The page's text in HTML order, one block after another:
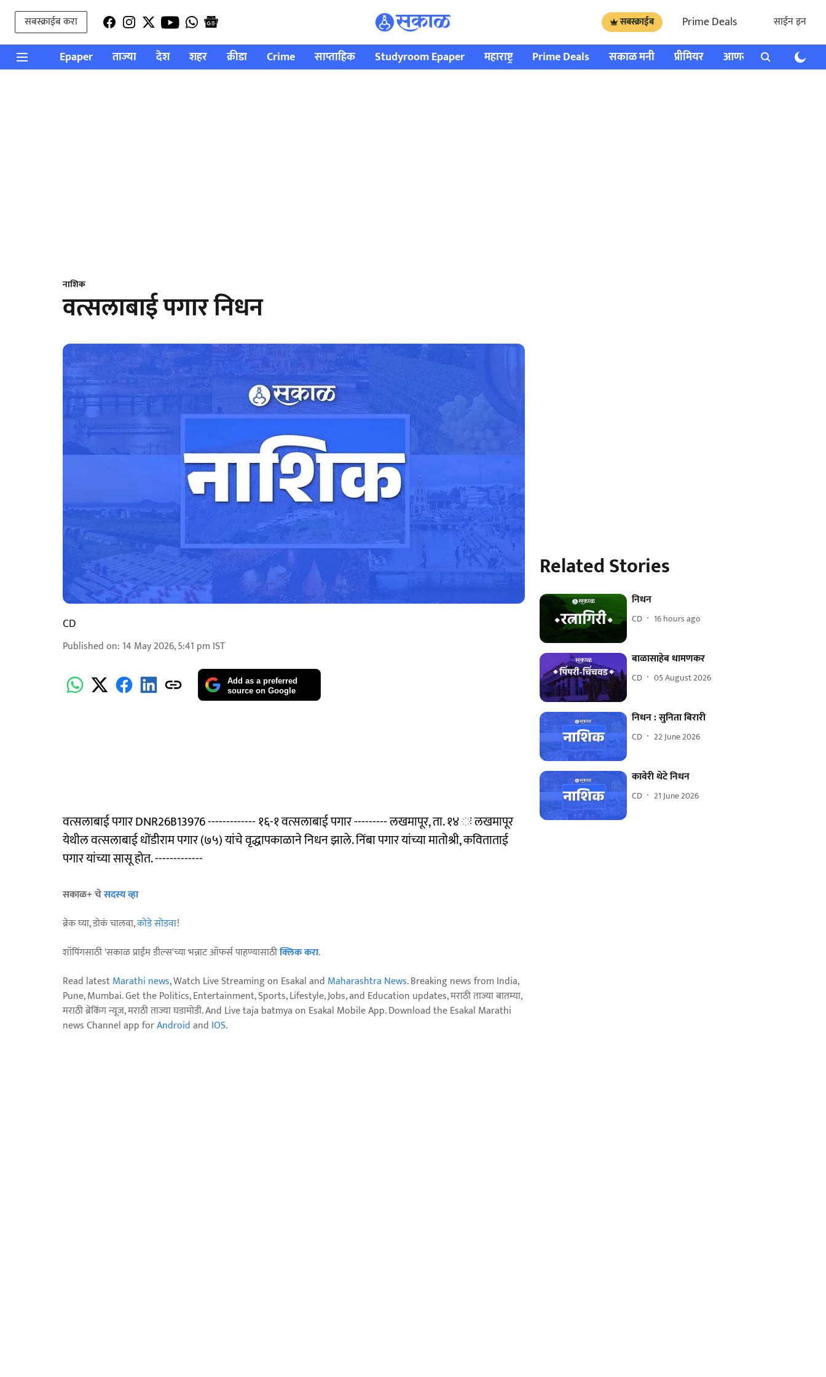
सबस्क्राईब करा सबस्क्राईब Prime Deals साईन इन
Epaper ताज्या देश शहर क्रीडा Crime साप्ताहिक Studyroom Epaper महाराष्ट्र Prime Deals सकाळ मनी प्रीमियर आणखी राशी भविष्य
नाशिक
वत्सलाबाई पगार निधन
CD
Published on: 14 May 2026, 5:41 pm IST
Add as a preferred
source on Google
वत्सलाबाई पगार DNR26B13976 ------------- १६-१ वत्सलाबाई पगार --------- लखमापूर, ता. १४ ः लखमापूर
येथील वत्सलाबाई धोंडीराम पगार (७५) यांचे वृद्धापकाळाने निधन झाले. निंबा पगार यांच्या मातोश्री, कविताताई
पगार यांच्या सासू होत. -------------
सकाळ+ चेसदस्य व्हा
ब्रेक घ्या, डोकं चालवा,कोडे सोडवा!
शॉपिंगसाठी 'सकाळ प्राईम डील्स'च्या भन्नाट ऑफर्स पाहण्यासाठीक्लिक करा.
Read latestMarathi news, Watch Live Streaming on Esakal and Maharashtra News. Breaking news from India,
Pune, Mumbai. Get the Politics, Entertainment, Sports, Lifestyle, Jobs, and Education updates, मराठी ताज्या बातम्या,
मराठी ब्रेकिंग न्यूज, मराठी ताज्या घडामोडी. And Live taja batmya on Esakal Mobile App. Download the Esakal Marathi
news Channel app forAndroidand IOS.
Related Stories
निधन
CD 16 hours ago
बाळासाहेब धामणकर
CD 05 August 2026
निधन : सुनिता बिरारी
CD 22 June 2026
कावेरी थेटे निधन
CD 21 June 2026